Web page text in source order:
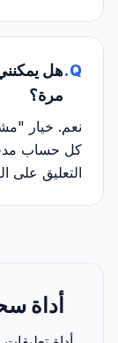
Q. هل
مرة؟
نعم. خيار
كل حساب
التعليق على
أداة